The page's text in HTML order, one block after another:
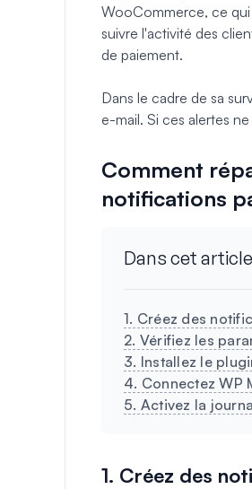
WooCommerce, ce
suivre l'activité des
de paiement.
Dans le cadre de sa
e-mail. Si ces alertes
Comment
notifications
Dans cet article
1. Créez des
2. Vérifiez les
3. Installez le
4. Connectez WP
5. Activez la
1. Créez des